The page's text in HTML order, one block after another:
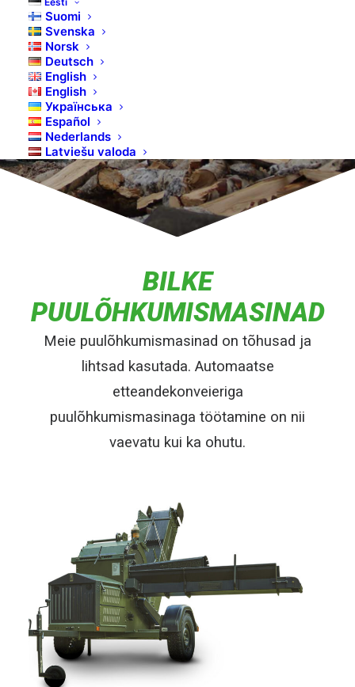
Suomi
Svenska
Norsk
Deutsch
English
English
Українська
Español
Nederlands
Latviešu valoda
BILKE
PUULÕHKUMISMASINAD
Meie puulõhkumismasinad on tõhusad ja
lihtsad kasutada. Automaatse
etteandekonveieriga
puulõhkumismasinaga töötamine on nii
vaevatu kui ka ohutu.